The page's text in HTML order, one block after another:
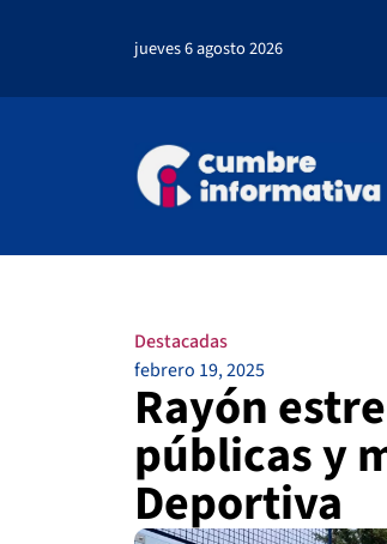
jueves 6 agosto 2026
Destacadas
febrero 19, 2025
Rayón
públicas y
Deportiva